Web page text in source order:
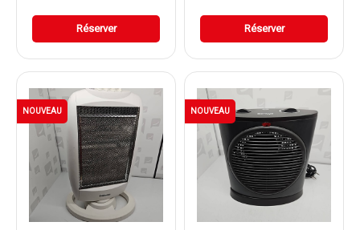
Réserver Réserver
NOUVEAU NOUVEAU